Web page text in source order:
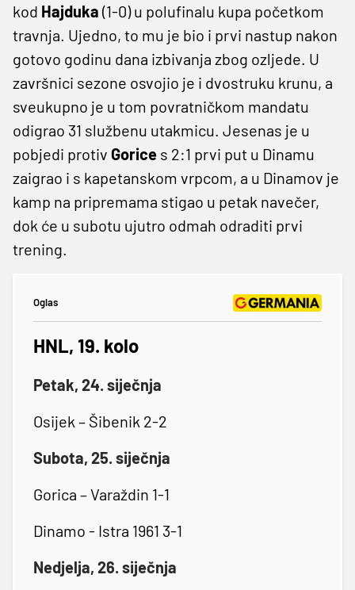
kod Hajduka (1-0) u polufinalu kupa početkom
travnja. Ujedno, to mu je bio i prvi nastup nakon
gotovo godinu dana izbivanja zbog ozljede. U
završnici sezone osvojio je i dvostruku krunu, a
sveukupno je u tom povratničkom mandatu
odigrao 31 službenu utakmicu. Jesenas je u
pobjedi protiv Gorice s 2:1 prvi put u Dinamu
zaigrao i s kapetanskom vrpcom, a u Dinamov je
kamp na pripremama stigao u petak navečer,
dok će u subotu ujutro odmah odraditi prvi
trening.
Oglas
HNL, 19. kolo
Petak, 24. siječnja
Osijek – Šibenik 2-2
Subota, 25. siječnja
Gorica – Varaždin 1-1
Dinamo - Istra 1961 3-1
Nedjelja, 26. siječnja